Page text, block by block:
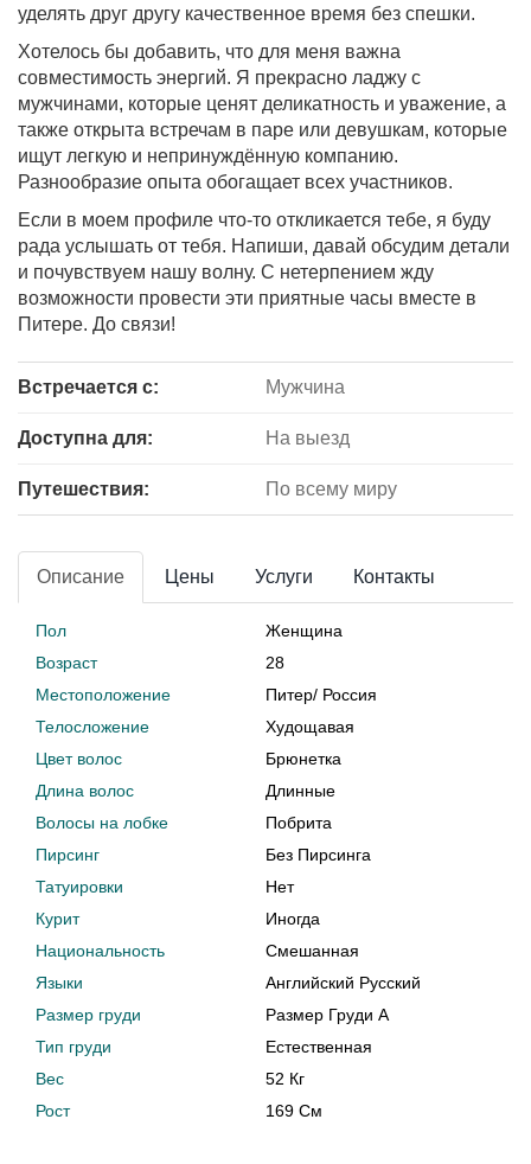
уделять друг другу качественное время без спешки.
Хотелось бы добавить, что для меня важна
совместимость энергий. Я прекрасно ладжу с
мужчинами, которые ценят деликатность и уважение, а
также открыта встречам в паре или девушкам, которые
ищут легкую и непринуждённую компанию.
Разнообразие опыта обогащает всех участников.
Если в моем профиле что-то откликается тебе, я буду
рада услышать от тебя. Напиши, давай обсудим детали
и почувствуем нашу волну. С нетерпением жду
возможности провести эти приятные часы вместе в
Питере. До связи!
Встречается с: Мужчина
Доступна для: На выезд
Путешествия: По всему миру
Описание Цены Услуги Контакты
Пол
Женщина
Возраст
28
Местоположение
Питер/ Россия
Телосложение
Худощавая
Цвет волос
Брюнетка
Длина волос
Длинные
Волосы на лобке
Побрита
Пирсинг
Без Пирсинга
Татуировки
Нет
Курит
Иногда
Национальность
Смешанная
Языки
Английский Русский
Размер груди
Размер Груди A
Тип груди
Естественная
Вес
52 Кг
Рост
169 См